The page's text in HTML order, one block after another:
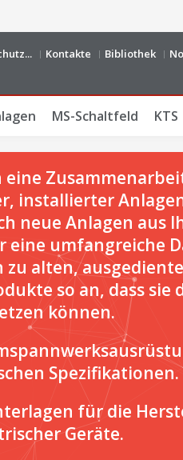
Kontakte Bibliothek
MS-Schaltfeld KTS
installierter
neue Anlagen aus
eine umfangreiche
alten,
so an, dass sie
können.
Spezifikationen.
für die
Geräte.